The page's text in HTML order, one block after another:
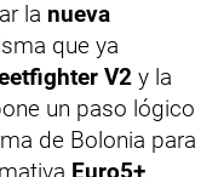
la nueva
que ya
V2 y la
un paso lógico
de Bolonia para